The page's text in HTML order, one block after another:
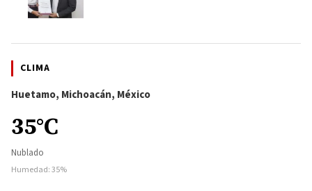
CLIMA
Huetamo, Michoacán, México
35°C
Nublado
Humedad: 35%